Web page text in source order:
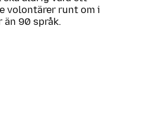
volontärer runt om i
90 språk.